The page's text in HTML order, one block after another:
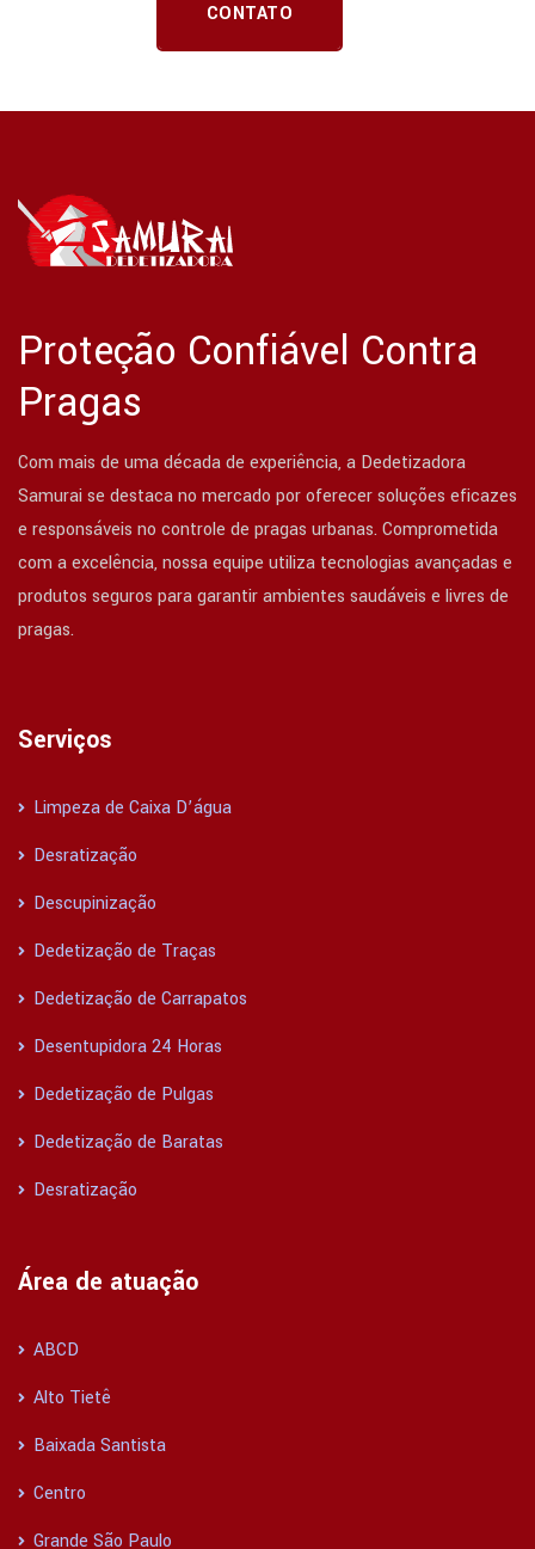
CONTATO
Proteção Confiável Contra
Pragas
Com mais de uma década de experiência, a Dedetizadora
Samurai se destaca no mercado por oferecer soluções eficazes
e responsáveis no controle de pragas urbanas. Comprometida
com a excelência, nossa equipe utiliza tecnologias avançadas e
produtos seguros para garantir ambientes saudáveis e livres de
pragas.
Serviços
Limpeza de Caixa D’água
Desratização
Descupinização
Dedetização de Traças
Dedetização de Carrapatos
Desentupidora 24 Horas
Dedetização de Pulgas
Dedetização de Baratas
Desratização
Área de atuação
ABCD
Alto Tietê
Baixada Santista
Centro
Grande São Paulo